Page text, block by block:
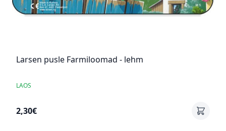
Larsen pusle Farmiloomad - lehm
LAOS
2,30€